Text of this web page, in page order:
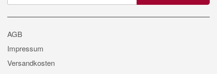
zum
Newsletter:
AGB
Impressum
Versandkosten